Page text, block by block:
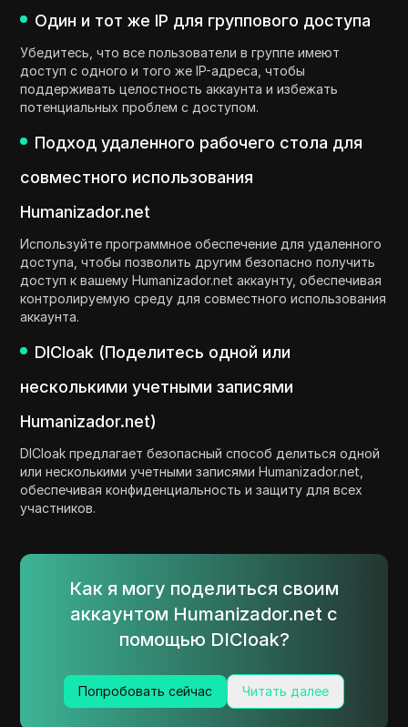
Один и тот же IP для группового доступа
Убедитесь, что все пользователи в группе имеют
доступ с одного и того же IP-адреса, чтобы
поддерживать целостность аккаунта и избежать
потенциальных проблем с доступом.
Подход удаленного рабочего стола для
совместного использования
Humanizador.net
Используйте программное обеспечение для удаленного
доступа, чтобы позволить другим безопасно получить
доступ к вашему Humanizador.net аккаунту, обеспечивая
контролируемую среду для совместного использования
аккаунта.
DICloak (Поделитесь одной или
несколькими учетными записями
Humanizador.net)
DICloak предлагает безопасный способ делиться одной
или несколькими учетными записями Humanizador.net,
обеспечивая конфиденциальность и защиту для всех
участников.
Как я могу поделиться своим
аккаунтом Humanizador.net с
помощью DICloak?
Попробовать сейчас Читать далее